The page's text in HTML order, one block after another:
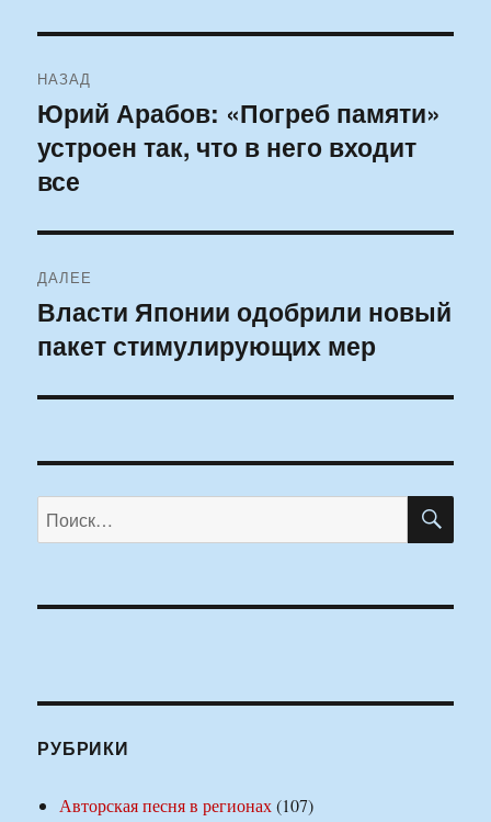
по
записям
НАЗАД
Предыдущая
запись:
Юрий Арабов: «Погреб памяти»
устроен так, что в него входит
все
ДАЛЕЕ
Следующая
запись:
Власти Японии одобрили новый
пакет стимулирующих мер
Искать:
РУБРИКИ
Авторская песня в регионах(107)